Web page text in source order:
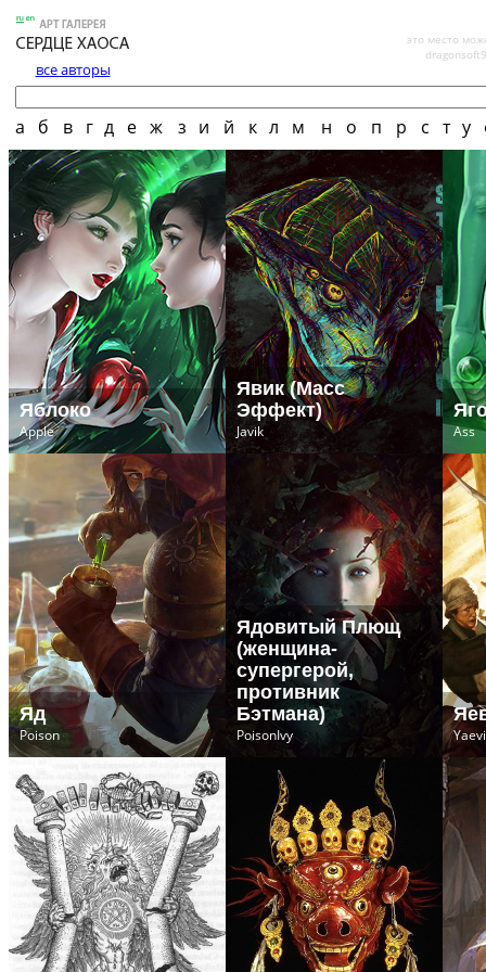
все авторы
это место
а б в г д е ж з и й к л м н о п р с т у
Яблоко
Apple
Явик (Масс
Эффект)
Javik Ass
Яд
Poison
Ядовитый Плющ
(женщина-
супергерой,
противник
Бэтмана)
PoisonIvy